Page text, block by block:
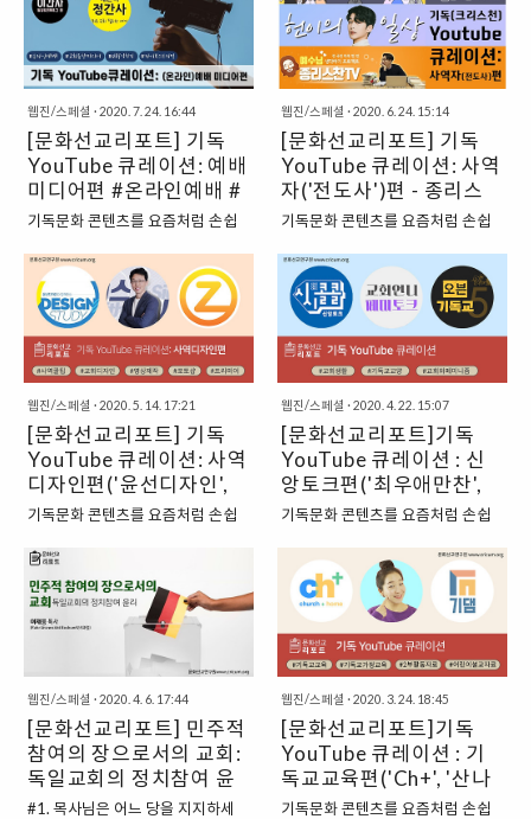
에 의거해 보호받는 저작권자의 창
작물이다. 이때 자신의 독창적인 콘
텐츠를 창작하는 경우도 있지만, 다
른 사람의 저작물*을 차용하게 되는
경우도..
만들어졌다는 ‘한국교회탐구센
터’의 유튜브 채널이다. 특별히 에서
는 과학/상식 그리고 신앙/신학 간
에 생겨날 수 있는 다양한 질문들을
해..
도록 보여주고 들려주는 유튜브 채
널들이 있다는데..? 이번 편은 코로
나19 바이러스 상황에서도 온라인
이라는 장을 이용하여 복음 전달에
앞장서는 기독교 문화 콘텐츠들을
소개하고자 한다. 1. [번개탄TV]
“꺼져버린 연탄불을 다시 살아있는
불로 만들어 줄 수 있는 번개탄처
은혜의 불을 다시 뜨겁게 살려낼 수
있는 콘텐츠가 되겠다는 의미에서
채널 이름이 ‘번개탄TV’이다. 찬양
과 설교, 토크쇼 등을 주제로 하는
다양한 프로그램이 준비되어 있고,
매주 화,수,목 새로운 콘텐츠들이 업
데이트되기 때문에, 일상..
피해자들이 있다고..? 안 믿기겠지
만 정말이다. 이번 코로나19 바이러
스와 관련된 신천지 뉴스를 통해 더
욱 많은 사람들이 신천지의 정체를
알게 되었다. 하지만 이미 신천지로
인해 많은 것을 잃어버린 사람들은
대중을 향해 “왜 이제야 심각성을
깨달은 것인가”와 같은 원망 섞인
고충을 토로했다고 한다. 그렇다. 우
리는 지금까지 이단에 대해 추상적
으로만 인식했지, 몰라도 너무 몰랐
을지 모른다. 점점 더 새롭고 교묘해
지는 이단의 포교방법들. 알아야 경
계할 수 있고, 알아야 대응할 수 있
고, 알아야 누군가를 구해줄 수 있지
않을까? 그래서 ‘이단 대응’을 도와
줄 고맙고 슬..
웹진/스페셜 · 2020. 7. 24. 16:44
[문화선교리포트] 기독
YouTube 큐레이션: 예배
미디어편 #온라인예배 #
교회음향미디어 #OBS #
기독문화 콘텐츠를 요즘처럼 손쉽
까? 유튜브가 대세가 되면서 주변
지인들이 유튜브를 시작했다는 소
식 전해주는 빈도도 점점 늘어나고
있다. 유명 유튜브 채널이나 관심 있
는 분야는 빠삭하게 혹은 손쉽게 접
근할 수 있지만, 그 외에도 더 많이
알려져야 하는 알짜배기 건강 기독
유튜브 콘텐츠도 곳곳에 있다는 사
실. 1. [헤븐리 정간사] - ‘정간사팁’
“뭐든지 교회에 도움되는 이야기를
하는 유튜버”라고 소개하는 유튜브
생목록에 들어가면, 설교 영상을 제
작하거나 혹은 라이브로 송출할 때
필요한 꿀팁들이 다 모여 있다. 이밖
에도 예배에 사용되는 음향 장비를
한 장비들에 대한 리뷰가 준비되어
있으니 교회에서 음향..
웹진/스페셜 · 2020. 6. 24. 15:14
[문화선교리포트] 기독
YouTube 큐레이션: 사역
자('전도사')편 - 종리스
찬TV, 헌이의 일상, 강림
기독문화 콘텐츠를 요즘처럼 손쉽
까? 유튜브가 대세가 되면서 주변
지인들이 유튜브를 시작했다는 소
식 전해주는 빈도도 점점 늘어나고
있다. 유명 유튜브 채널이나 관심 있
는 분야는 빠삭하게 혹은 손쉽게 접
근할 수 있지만, 그 외에도 더 많이
알려져야 하는 알짜배기 건강 기독
유튜브 콘텐츠도 곳곳에 있다는 사
실. 온라인은 오늘날 세계 대다수의
사람들이 살고 있는 곳이다. 사람들
은 소셜미디어를 통해 지식을 얻고,
도 지금껏 이 공간으로 직접 찾아와
서 사람들과 소통하려는 교회나 사
역자들은 많이 없었다. 하지만 요즘
과 같은 팬데믹 시대는 다르다. 성도
들을 “만나고”, 계속해서 복음을 “전
하기” 위해서는 소셜미디어를 선택
하지 않을 수 없게 된 것이다...
웹진/스페셜 · 2020. 5. 14. 17:21
[문화선교리포트] 기독
YouTube 큐레이션: 사역
디자인편('윤선디자인',
'페이스시그널', '옹골진
기독문화 콘텐츠를 요즘처럼 손쉽
까? 유튜브가 대세가 되면서 주변
지인들이 유튜브를 시작했다는 소
식 전해주는 빈도도 점점 늘어나고
있다. 유명 유튜브 채널이나 관심 있
는 분야는 빠삭하게 혹은 손쉽게 접
근할 수 있지만, 그 외에도 더 많이
알려져야 하는 알짜배기 건강 기독
유튜브 콘텐츠도 곳곳에 있다는 사
실. 갑작스러운 온라인 예배로 인해
교회 사역자들이 너도 나도 크리에
이터(?)가 되어 가고 있는 요즘... 조
웹진/스페셜 · 2020. 4. 22. 15:07
[문화선교리포트]기독
YouTube 큐레이션 : 신
앙토크편('최우애만찬',
'교회언니 페미토크', '오
기독문화 콘텐츠를 요즘처럼 손쉽
까? 유튜브가 대세가 되면서 주변
지인들이 유튜브를 시작했다는 소
식 전해주는 빈도도 점점 늘어나고
있다. 유명 유튜브 채널이나 관심 있
는 분야는 빠삭하게 혹은 손쉽게 접
근할 수 있지만, 그 외에도 더 많이
알려져야 하는 알짜배기 건강 기독
유튜브 콘텐츠도 곳곳에 있다는 사
실. “교회에서 하는 이야기들.. 다 뻔
하고 재미없겠지?”라고 생각하시는
분들, 혹은 “교회에서 이런 얘기도
웹진/스페셜 · 2020. 4. 6. 17:44
[문화선교리포트] 민주적
참여의 장으로서의 교회:
독일교회의 정치참여 윤
리
#1. 목사님은 어느 당을 지지하세
웹진/스페셜 · 2020. 3. 24. 18:45
[문화선교리포트]기독
YouTube 큐레이션 : 기
독교교육편('Ch+', '산나
의 하나님 말씀', '기댐')
기독문화 콘텐츠를 요즘처럼 손쉽